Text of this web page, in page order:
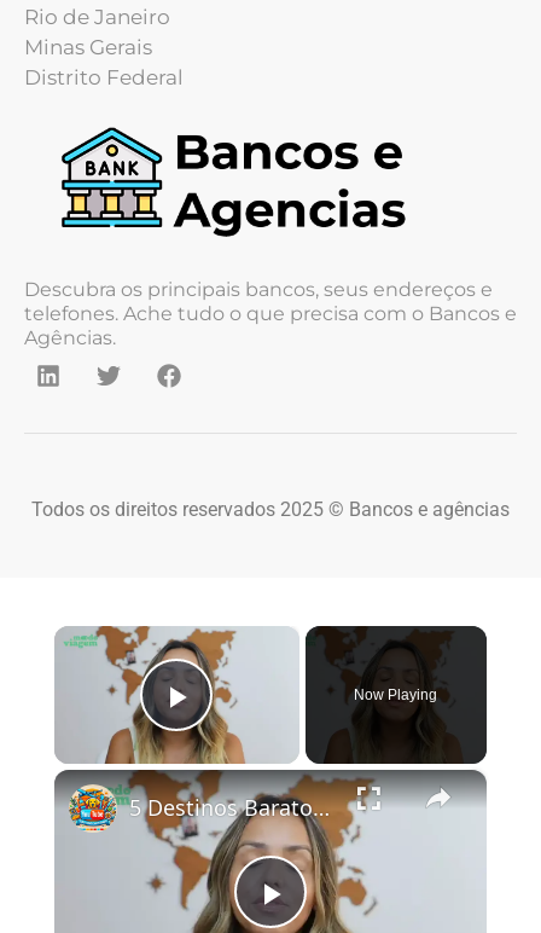
Rio de Janeiro
Minas Gerais
Distrito Federal
Descubra os principais bancos, seus endereços e
telefones. Ache tudo o que precisa com o Bancos e
Agências.
Todos os direitos reservados 2025 © Bancos e agências
×
Play Video
Now Playing
×
5 Destinos Baratos no Brasil Para Conhecer e Amar! 🇧🇷✨